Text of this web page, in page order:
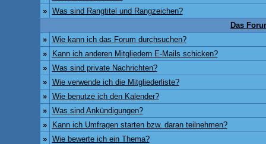
»
Was sind Rangtitel und Rangzeichen?
Das
»
Wie kann ich das Forum durchsuchen?
»
Kann ich anderen Mitgliedern E-Mails schicken?
»
Was sind private Nachrichten?
»
Wie verwende ich die Mitgliederliste?
»
Wie benutze ich den Kalender?
»
Was sind Ankündigungen?
»
Kann ich Umfragen starten bzw. daran teilnehmen?
»
Wie bewerte ich ein Thema?